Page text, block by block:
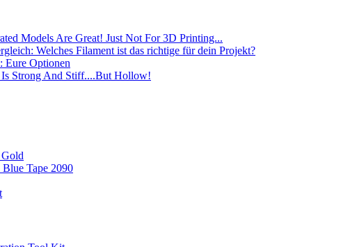
Models Are Great! Just Not For 3D Printing...
Welches Filament ist das richtige für dein Projekt?
Eure Optionen
Is Strong And Stiff....But Hollow!
Tape 2090